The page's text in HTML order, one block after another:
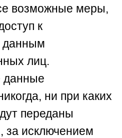
возможные меры,
к
данным
лиц.
данные
ни при каких
переданы
за исключением